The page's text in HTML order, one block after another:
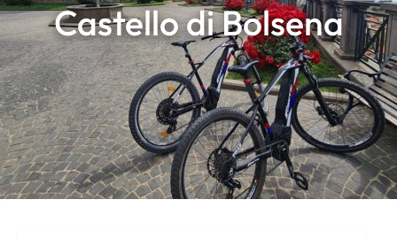
Castello di Bolsena